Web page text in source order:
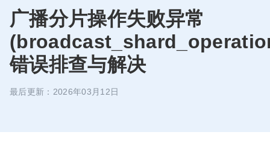
广播分片操作失败异常
错误排查与解决
最后更新：2026年03月12日